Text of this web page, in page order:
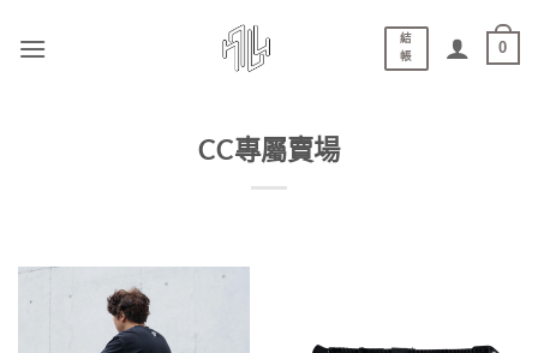
結
帳
0
CC專屬賣場